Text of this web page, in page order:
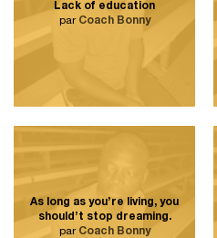
Lack of education
par Coach Bonny
As long as you’re living, you
should’t stop dreaming.
par Coach Bonny